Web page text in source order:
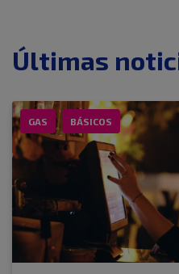
Últimas
GAS BÁSICOS